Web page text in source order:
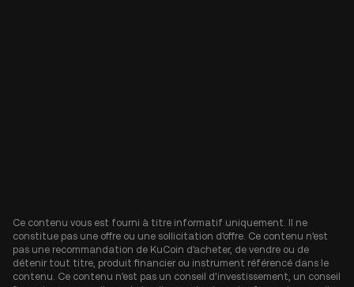
Ce contenu vous est fourni à titre informatif uniquement. Il ne
constitue pas une offre ou une sollicitation d'offre. Ce contenu n'est
pas une recommandation de KuCoin d'acheter, de vendre ou de
détenir tout titre, produit financier ou instrument référencé dans le
contenu. Ce contenu n'est pas un conseil d'investissement, un conseil